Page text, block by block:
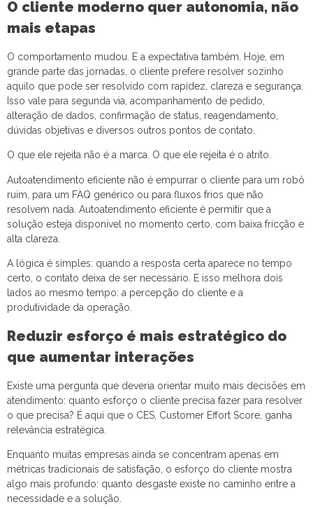
O cliente moderno quer autonomia, não
mais etapas
O comportamento mudou. E a expectativa também. Hoje, em
grande parte das jornadas, o cliente prefere resolver sozinho
aquilo que pode ser resolvido com rapidez, clareza e segurança.
Isso vale para segunda via, acompanhamento de pedido,
alteração de dados, confirmação de status, reagendamento,
dúvidas objetivas e diversos outros pontos de contato.
O que ele rejeita não é a marca. O que ele rejeita é o atrito.
Autoatendimento eficiente não é empurrar o cliente para um robô
ruim, para um FAQ genérico ou para fluxos frios que não
resolvem nada. Autoatendimento eficiente é permitir que a
solução esteja disponível no momento certo, com baixa fricção e
alta clareza.
A lógica é simples: quando a resposta certa aparece no tempo
certo, o contato deixa de ser necessário. E isso melhora dois
lados ao mesmo tempo: a percepção do cliente e a
produtividade da operação.
Reduzir esforço é mais estratégico do
que aumentar interações
Existe uma pergunta que deveria orientar muito mais decisões em
atendimento: quanto esforço o cliente precisa fazer para resolver
o que precisa? É aqui que o CES, Customer Effort Score, ganha
relevância estratégica.
Enquanto muitas empresas ainda se concentram apenas em
métricas tradicionais de satisfação, o esforço do cliente mostra
algo mais profundo: quanto desgaste existe no caminho entre a
necessidade e a solução.